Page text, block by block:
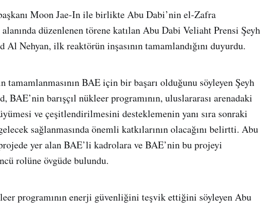
Moon Jae-In ile birlikte Abu Dabi’nin el-Zafra
düzenlenen törene katılan Abu Dabi Veliaht Prensi Şeyh
Al Nehyan, ilk reaktörün inşasının tamamlandığını duyurdu.
tamamlanmasının BAE için bir başarı olduğunu söyleyen Şeyh
BAE’nin barışçıl nükleer programının, uluslararası arenadaki
ve çeşitlendirilmesini desteklemenin yanı sıra sonraki
sağlanmasında önemli katkılarının olacağını belirtti. Abu
yer alan BAE’li kadrolara ve BAE’nin bu projeyi
rolüne övgüde bulundu.
programının enerji güvenliğini teşvik ettiğini söyleyen Abu